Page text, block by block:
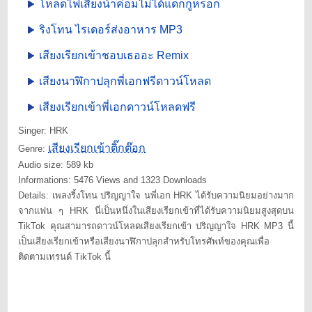
โหลดไฟเสียงน้าค่อมไม่ได้แดกกูหรอก
ริงโทน ไรเดอร์ส่งอาหาร MP3
เสียงเรียกเข้าชอบเธออะ Remix
เสียงนาฬิกาปลุกพี่เอกฟรีดาวน์โหลด
เสียงเรียกเข้าพี่เอกดาวน์โหลดฟรี
Singer: HRK
Genre: เสียงเรียกเข้าติ๊กต๊อก
Audio size: 589 kb
Informations: 5476 Views and 1323 Downloads
Details: เพลงริ้งโทน ปริญญาใจ นพี่เอก HRK ได้รับความนิยมอย่างมาก
จากแฟน ๆ HRK นี่เป็นหนึ่งในเสียงเรียกเข้าที่ได้รับความนิยมสูงสุดบน
TikTok คุณสามารถดาวน์โหลดเสียงเรียกเข้า ปริญญาใจ HRK MP3 นี้
เป็นเสียงเรียกเข้าหรือเสียงนาฬิกาปลุกสำหรับโทรศัพท์ของคุณเพื่อ
ติดตามเทรนด์ TikTok นี้